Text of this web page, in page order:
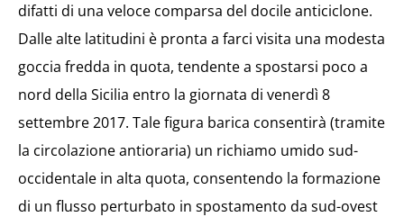
difatti di una veloce comparsa del docile anticiclone.
Dalle alte latitudini è pronta a farci visita una modesta
goccia fredda in quota, tendente a spostarsi poco a
nord della Sicilia entro la giornata di venerdì 8
settembre 2017. Tale figura barica consentirà (tramite
la circolazione antioraria) un richiamo umido sud-
occidentale in alta quota, consentendo la formazione
di un flusso perturbato in spostamento da sud-ovest